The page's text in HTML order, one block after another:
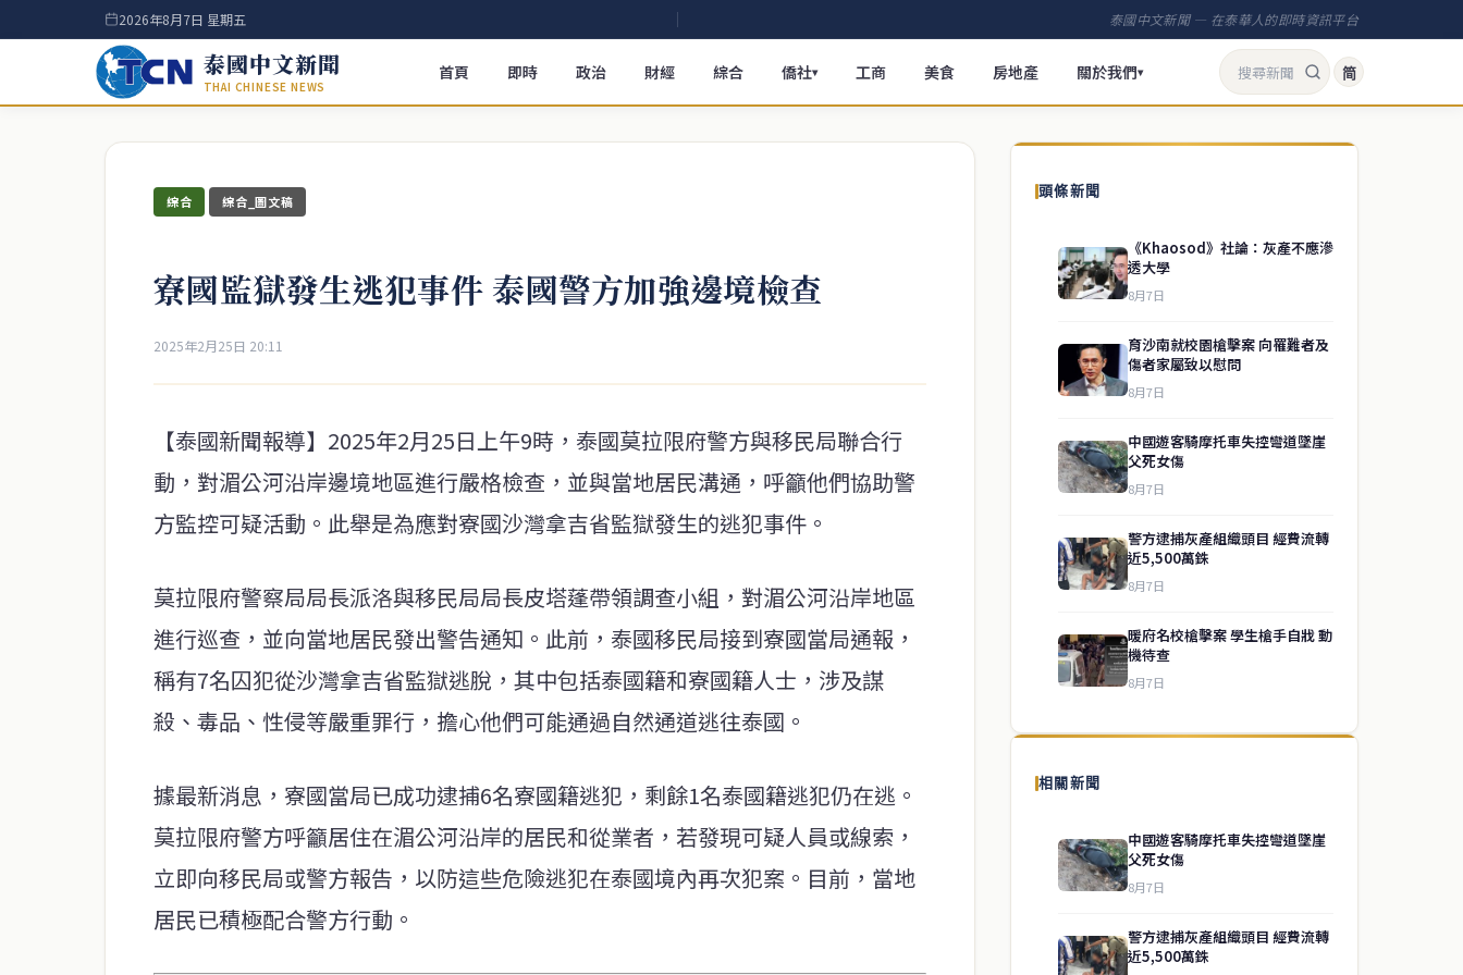
2026年8月7日 星期五 泰國中文新聞 — 在泰華人的即時資訊平台
泰國中文新聞
THAI CHINESE NEWS
首頁 即時 政治 財經 綜合 僑社▾ 工商 美食 房地產 關於我們▾ 简
綜合 綜合_圖文稿
寮國監獄發生逃犯事件 泰國警方加強邊境檢查
2025年2月25日 20:11
【泰國新聞報導】2025年2月25日上午9時，泰國莫拉限府警方與移民局聯合行
動，對湄公河沿岸邊境地區進行嚴格檢查，並與當地居民溝通，呼籲他們協助警
方監控可疑活動。此舉是為應對寮國沙灣拿吉省監獄發生的逃犯事件。
莫拉限府警察局局長派洛與移民局局長皮塔蓬帶領調查小組，對湄公河沿岸地區
進行巡查，並向當地居民發出警告通知。此前，泰國移民局接到寮國當局通報，
稱有7名囚犯從沙灣拿吉省監獄逃脫，其中包括泰國籍和寮國籍人士，涉及謀
殺、毒品、性侵等嚴重罪行，擔心他們可能通過自然通道逃往泰國。
據最新消息，寮國當局已成功逮捕6名寮國籍逃犯，剩餘1名泰國籍逃犯仍在逃。
莫拉限府警方呼籲居住在湄公河沿岸的居民和從業者，若發現可疑人員或線索，
立即向移民局或警方報告，以防這些危險逃犯在泰國境內再次犯案。目前，當地
居民已積極配合警方行動。
頭條新聞
《Khaosod》社論：灰產不應滲
透大學
8月7日
育沙南就校園槍擊案 向罹難者及
傷者家屬致以慰問
8月7日
中國遊客騎摩托車失控彎道墜崖
父死女傷
8月7日
警方逮捕灰產組織頭目 經費流轉
近5,500萬銖
8月7日
暖府名校槍擊案 學生槍手自戕 動
機待查
8月7日
相關新聞
中國遊客騎摩托車失控彎道墜崖
父死女傷
8月7日
警方逮捕灰產組織頭目 經費流轉
近5,500萬銖